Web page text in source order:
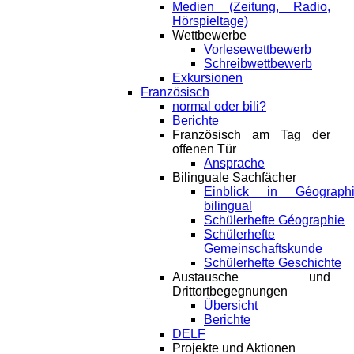
Medien (Zeitung, Radio,
Hörspieltage)
Wettbewerbe
Vorlesewettbewerb
Schreibwettbewerb
Exkursionen
Französisch
normal oder bili?
Berichte
Französisch am Tag der
offenen Tür
Ansprache
Bilinguale Sachfächer
Einblick in
bilingual
Schülerhefte Géographie
Schülerhefte
Gemeinschaftskunde
Schülerhefte Geschichte
Austausche und
Drittortbegegnungen
Übersicht
Berichte
DELF
Projekte und Aktionen